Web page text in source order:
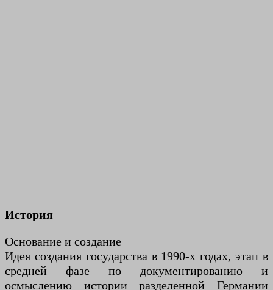
История
Основание и создание
Идея создания государства в 1990-х годах, этап в
средней фазе по документированию и
осмыслению истории разделенной Германии